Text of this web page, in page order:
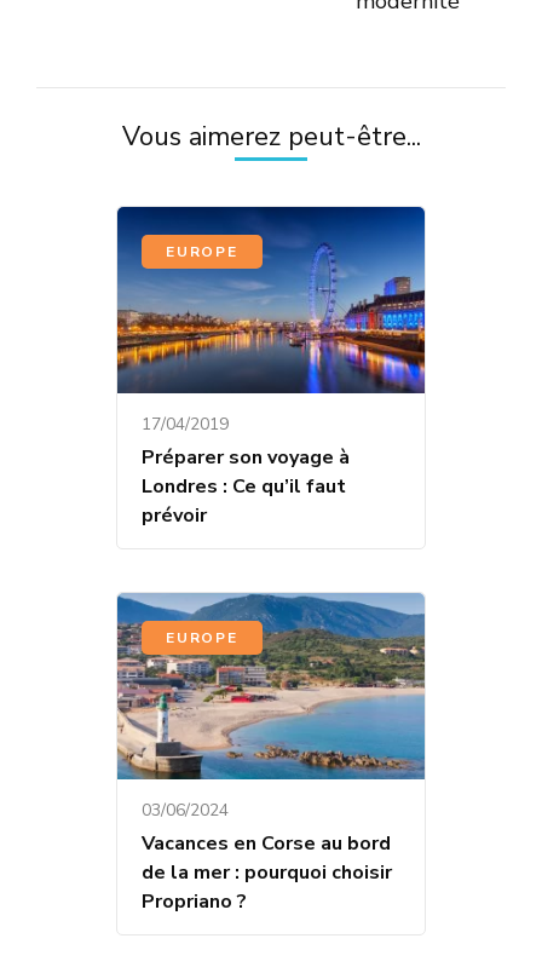
Vous aimerez peut-être...
EUROPE
17/04/2019
Préparer son voyage à
Londres : Ce qu’il faut
prévoir
EUROPE
03/06/2024
Vacances en Corse au bord
de la mer : pourquoi choisir
Propriano ?